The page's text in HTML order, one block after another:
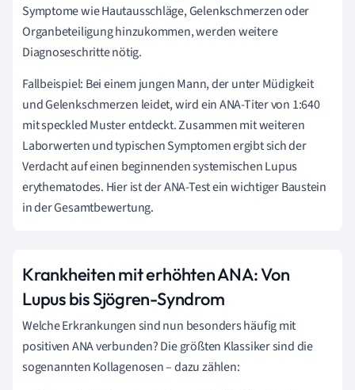
Symptome wie Hautausschläge, Gelenkschmerzen oder
Organbeteiligung hinzukommen, werden weitere
Diagnoseschritte nötig.
Fallbeispiel: Bei einem jungen Mann, der unter Müdigkeit
und Gelenkschmerzen leidet, wird ein ANA-Titer von 1:640
mit speckled Muster entdeckt. Zusammen mit weiteren
Laborwerten und typischen Symptomen ergibt sich der
Verdacht auf einen beginnenden systemischen Lupus
erythematodes. Hier ist der ANA-Test ein wichtiger Baustein
in der Gesamtbewertung.
Krankheiten mit erhöhten ANA: Von
Lupus bis Sjögren-Syndrom
Welche Erkrankungen sind nun besonders häufig mit
positiven ANA verbunden? Die größten Klassiker sind die
sogenannten Kollagenosen – dazu zählen: